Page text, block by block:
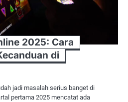
2025: Cara
di
jadi masalah serius banget di
pertama 2025 mencatat ada